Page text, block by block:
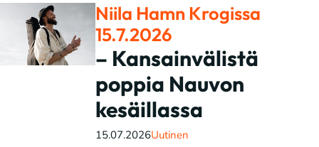
Niila Hamn Krogissa
15.7.2026
– Kansainvälistä
poppia Nauvon
kesäillassa
15.07.2026Uutinen